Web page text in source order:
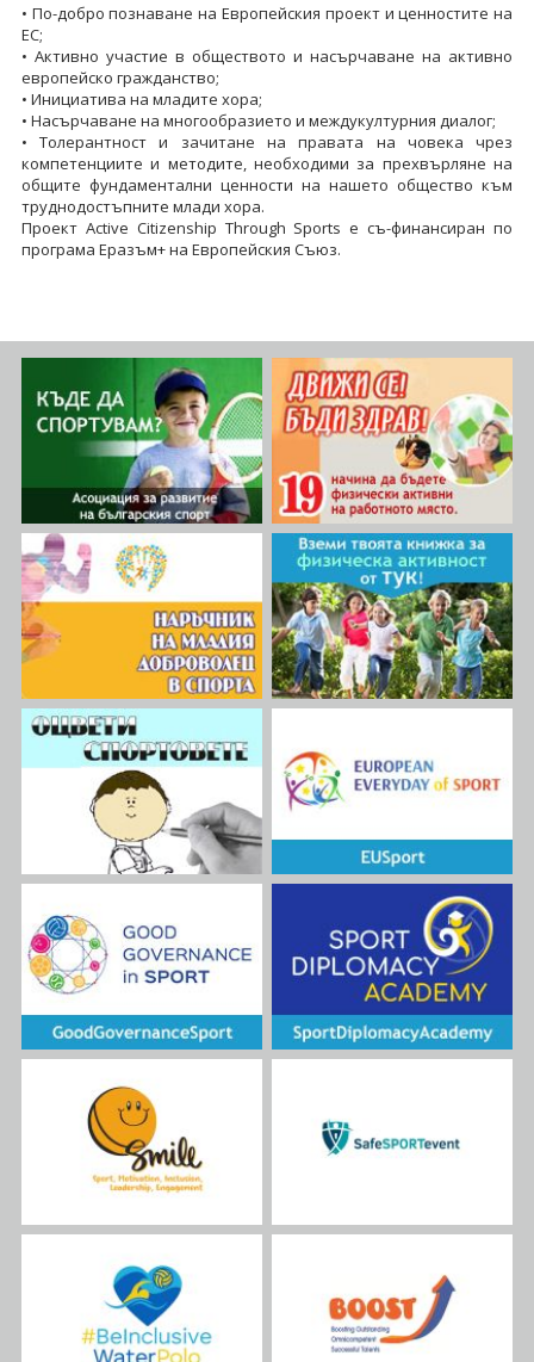
• По-добро познаване на Eвропейския проект и ценностите на
ЕС;
• Активно участие в обществото и насърчаване на активно
европейско гражданство;
• Инициатива на младите хора;
• Насърчаване на многообразието и междукултурния диалог;
• Толерантност и зачитане на правата на човека чрез
компетенциите и методите, необходими за прехвърляне на
общите фундаментални ценности на нашето общество към
труднодостъпните млади хора.
Проект Active Citizenship Through Sports е съ-финансиран по
програма Еразъм+ на Европейския Съюз.